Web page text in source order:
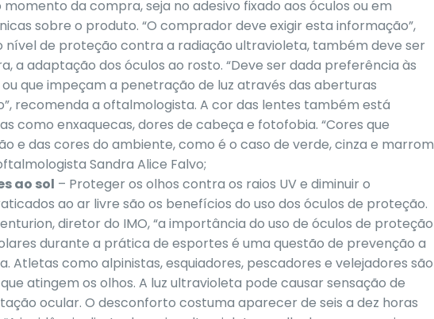
da compra, seja no adesivo fixado aos óculos ou em
sobre o produto. “O comprador deve exigir esta informação”,
nível de proteção contra a radiação ultravioleta, também deve ser
a adaptação dos óculos ao rosto. “Deve ser dada preferência às
que impeçam a penetração de luz através das aberturas
recomenda a oftalmologista. A cor das lentes também está
como enxaquecas, dores de cabeça e fotofobia. “Cores que
e das cores do ambiente, como é o caso de verde, cinza e marrom
Sandra Alice Falvo;
ao sol – Proteger os olhos contra os raios UV e diminuir o
ao ar livre são os benefícios do uso dos óculos de proteção.
diretor do IMO, “a importância do uso de óculos de proteção
durante a prática de esportes é uma questão de prevenção a
Atletas como alpinistas, esquiadores, pescadores e velejadores são
atingem os olhos. A luz ultravioleta pode causar sensação de
ocular. O desconforto costuma aparecer de seis a dez horas